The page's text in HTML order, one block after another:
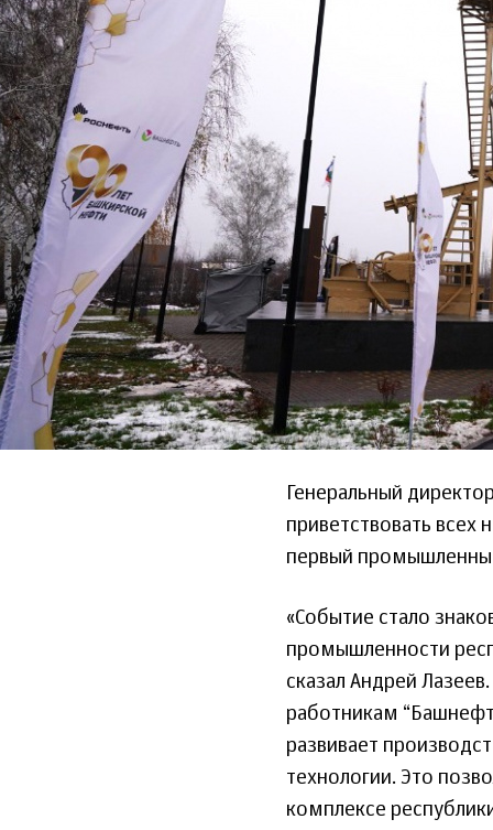
Генеральный
приветствовать всех
первый
«Событие стало
промышленности
сказал Андрей
работникам
развивает
технологии. Это
комплексе